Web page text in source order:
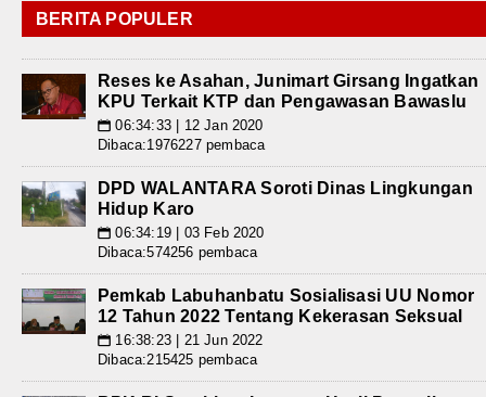
BERITA POPULER
Reses ke Asahan, Junimart Girsang Ingatkan
KPU Terkait KTP dan Pengawasan Bawaslu
📅 06:34:33 | 12 Jan 2020
Dibaca:1976227 pembaca
DPD WALANTARA Soroti Dinas Lingkungan
Hidup Karo
📅 06:34:19 | 03 Feb 2020
Dibaca:574256 pembaca
Pemkab Labuhanbatu Sosialisasi UU Nomor
12 Tahun 2022 Tentang Kekerasan Seksual
📅 16:38:23 | 21 Jun 2022
Dibaca:215425 pembaca